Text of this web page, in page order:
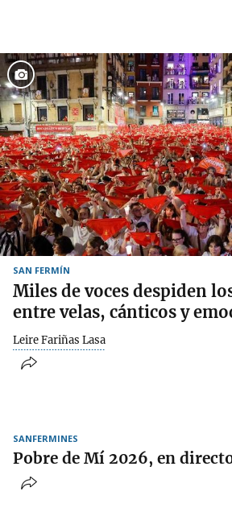
SAN FERMÍN
Miles de voces despiden
entre velas, cánticos y
Leire Fariñas Lasa
SANFERMINES
Pobre de Mí 2026, en